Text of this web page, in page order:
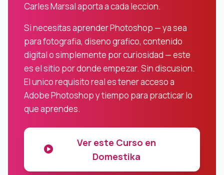
Carles Marsal aporta a cada leccion.
Si necesitas aprender Photoshop — ya sea
para fotografia, diseno grafico, contenido
digital o simplemente por curiosidad — este
es el sitio por donde empezar. Sin discusion.
El unico requisito real es tener acceso a
Adobe Photoshop y tiempo para practicar lo
que aprendes.
Ver este Curso en
Domestika